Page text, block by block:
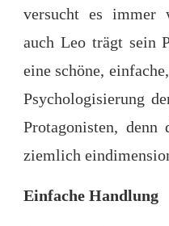
versucht es immer
auch Leo trägt sein
eine schöne,
Psychologisierung
Protagonisten, denn
ziemlich
Einfache Handlung